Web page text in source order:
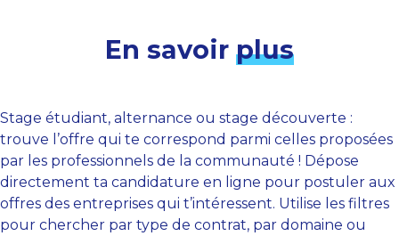
En savoir plus
Stage étudiant, alternance ou stage découverte :
trouve l’offre qui te correspond parmi celles proposées
par les professionnels de la communauté ! Dépose
directement ta candidature en ligne pour postuler aux
offres des entreprises qui t’intéressent. Utilise les filtres
pour chercher par type de contrat, par domaine ou